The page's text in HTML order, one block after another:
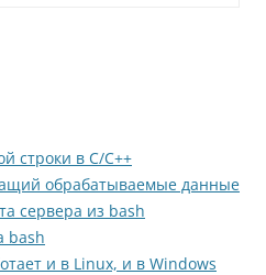
строки в C/C++
обрабатываемые данные
сервера из bash
bash
и в Linux, и в Windows